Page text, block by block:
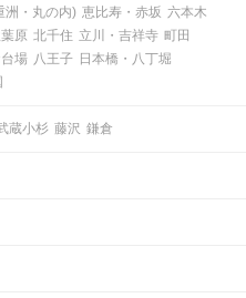
洲・丸の内) 恵比寿・赤坂 六本木
原 北千住 立川・吉祥寺 町田
場 八王子 日本橋・八丁堀
蔵小杉 藤沢 鎌倉